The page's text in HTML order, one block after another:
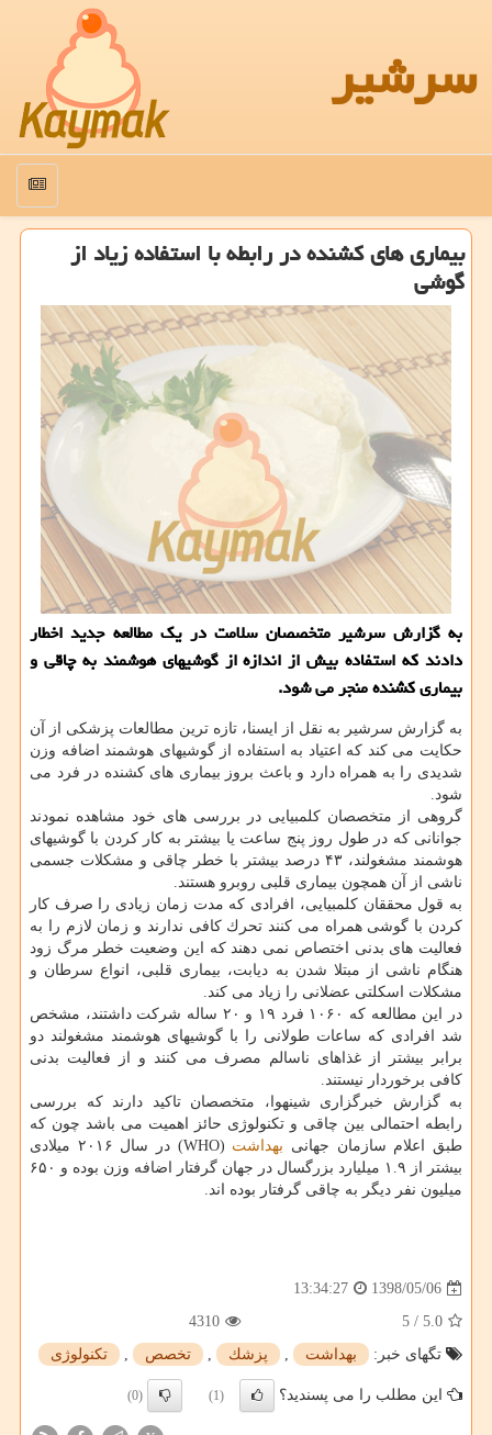
سرشیر
منو
بیماری های كشنده در رابطه با استفاده زیاد از
گوشی
به گزارش سرشیر متخصصان سلامت در یك مطالعه جدید اخطار
دادند كه استفاده بیش از اندازه از گوشیهای هوشمند به چاقی و
بیماری كشنده منجر می شود.
به گزارش سرشیر به نقل از ایسنا، تازه ترین مطالعات پزشكی از آن
حكایت می كند كه اعتیاد به استفاده از گوشیهای هوشمند اضافه وزن
شدیدی را به همراه دارد و باعث بروز بیماری های كشنده در فرد می
شود.
گروهی از متخصصان كلمبیایی در بررسی های خود مشاهده نمودند
جوانانی كه در طول روز پنج ساعت یا بیشتر به كار كردن با گوشیهای
هوشمند مشغولند، ۴۳ درصد بیشتر با خطر چاقی و مشكلات جسمی
ناشی از آن همچون بیماری قلبی روبرو هستند.
به قول محققان كلمبیایی، افرادی كه مدت زمان زیادی را صرف كار
كردن با گوشی همراه می كنند تحرك كافی ندارند و زمان لازم را به
فعالیت های بدنی اختصاص نمی دهند كه این وضعیت خطر مرگ زود
هنگام ناشی از مبتلا شدن به دیابت، بیماری قلبی، انواع سرطان و
مشكلات اسكلتی عضلانی را زیاد می كند.
در این مطالعه كه ۱۰۶۰ فرد ۱۹ و ۲۰ ساله شركت داشتند، مشخص
شد افرادی كه ساعات طولانی را با گوشیهای هوشمند مشغولند دو
برابر بیشتر از غذاهای ناسالم مصرف می كنند و از فعالیت بدنی
كافی برخوردار نیستند.
به گزارش خبرگزاری شینهوا، متخصصان تاكید دارند كه بررسی
رابطه احتمالی بین چاقی و تكنولوژی حائز اهمیت می باشد چون كه
طبق اعلام سازمان جهانی بهداشت
(WHO) در سال ۲۰۱۶ میلادی
بیشتر از ۱.۹ میلیارد بزرگسال در جهان گرفتار اضافه وزن بوده و ۶۵۰
میلیون نفر دیگر به چاقی گرفتار بوده اند.
1398/05/06
13:34:27
5.0
/
5
4310
تگهای خبر:
بهداشت , پزشك , تخصص , تكنولوژی
این مطلب را می پسندید؟ (1)
(0)